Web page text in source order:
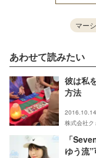
マー
あわせて読みたい
彼は私
方法
株式会社ク
「
ゆう流